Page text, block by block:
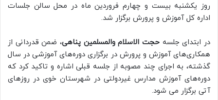
روز یکشنبه بیست و چهارم فروردین ماه در محل سالن جلسات
اداره کل آموزش و پرورش برگزار شد.
در ابتدای جلسه حجت الاسلام والمسلمین پناهی، ضمن قدردانی از
همکاری‌های آموزش و پرورش در برگزاری دوره‌های آموزشی در سال
گذشته، به اجرای چند مصوبه از جلسه قبلی اشاره و تاکید کرد که
دوره‌های آموزش مدارس غیردولتی در شهرستان خوی در روزهای
آتی برگزار می شود.